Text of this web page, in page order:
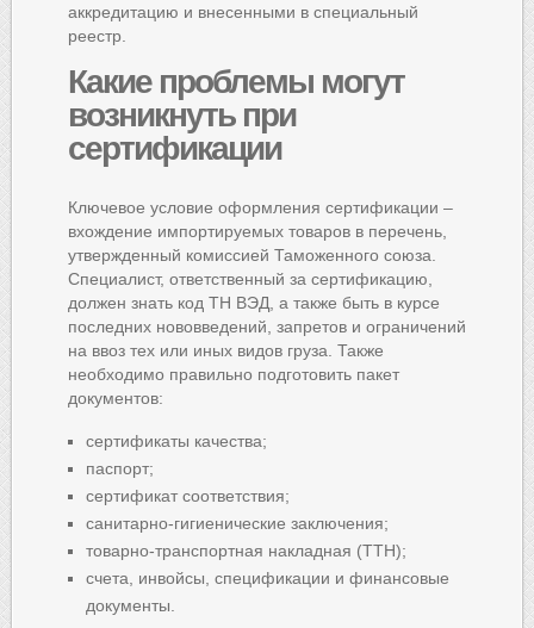
аккредитацию и внесенными в специальный
реестр.
Какиепроблемы могут
возникнуть при
сертификации
Ключевое условие оформления сертификации –
вхождение импортируемых товаров в перечень,
утвержденный комиссией Таможенного союза.
Специалист, ответственный за сертификацию,
должен знать код ТН ВЭД, а также быть в курсе
последних нововведений, запретов и ограничений
на ввоз тех или иных видов груза. Также
необходимо правильно подготовить пакет
документов:
сертификаты качества;
паспорт;
сертификат соответствия;
санитарно-гигиенические заключения;
товарно-транспортная накладная (ТТН);
счета, инвойсы, спецификации и финансовые
документы.